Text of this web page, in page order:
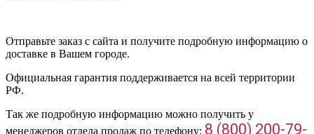
Отправьте заказ с сайта и получите подробную информацию о
доставке в Вашем городе.
Официальная гарантия поддерживается на всей территории
РФ.
Так же подробную информацию можно получить у
менеджеров отдела продаж по телефону: 8 (800) 200-79-